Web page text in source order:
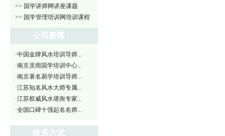
>> 国学讲师网讲座课题
>> 国学管理培训网培训课程
公司新闻
·中国金牌风水培训导师...
·南京灵雨国学培训中心...
·南京著名易学培训导师...
·江苏知名风水大师专属...
·江苏权威风水堪舆专家...
·全国口碑十强起名名师...
联系方式